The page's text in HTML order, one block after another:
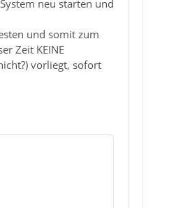
neu starten und
und somit zum
Zeit KEINE
vorliegt, sofort